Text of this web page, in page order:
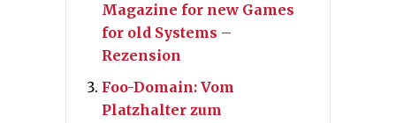
Magazine for new Games
for old Systems –
Rezension
Foo-Domain: Vom
Platzhalter zum